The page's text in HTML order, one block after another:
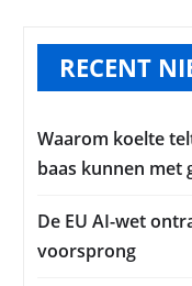
RECENT
Waarom koelte
baas kunnen met
De EU AI-wet
voorsprong